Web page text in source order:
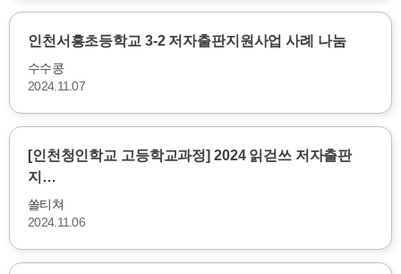
인천서흥초등학교 3-2 저자출판지원사업 사례 나눔
수수콩
2024.11.07
[인천청인학교 고등학교과정] 2024 읽걷쓰 저자출판
지…
쏠티쳐
2024.11.06